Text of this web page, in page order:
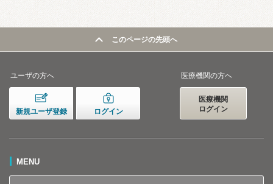
このページの先頭へ
ユーザの方へ
新規ユーザ登録 ログイン
医療機関の方へ
医療機関
ログイン
MENU